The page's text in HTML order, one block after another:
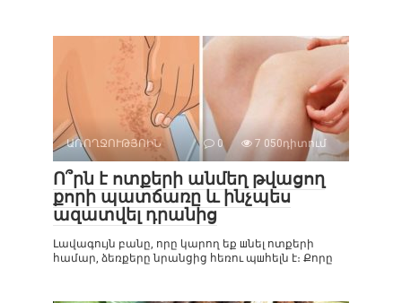
ԱՌՈՂՋՈՒԹՅՈԻՆ 0 7 050դիտում
Ո՞րն է ոտքերի անմեղ թվացող
քորի պատճառը և ինչպես
ազատվել դրանից
Լավագույն բանը, որը կարող եք шնել ոտքերի
համար, ձեռքերը նրանցից հեռու պшհելն է։ Քորը